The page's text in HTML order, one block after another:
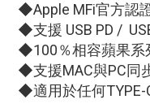
◆Apple MFi官方認
◆支援 USB PD /
◆100％相容蘋果系
◆支援MAC與PC同
◆適用於任何TYPE-